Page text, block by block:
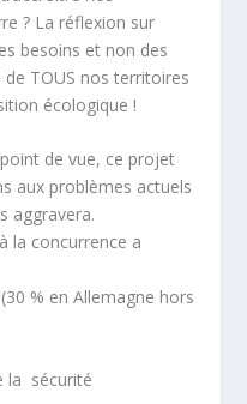
? La réflexion sur
besoins et non des
TOUS nos territoires
écologique !
de vue, ce projet
aux problèmes actuels
aggravera.
la concurrence a
% en Allemagne hors
la sécurité